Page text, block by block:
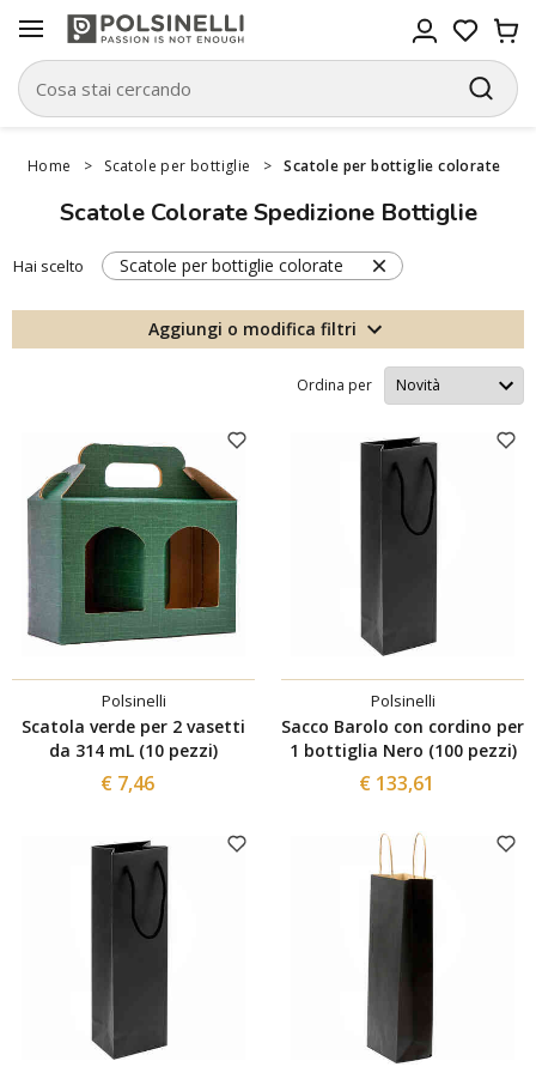
Home > Scatole per bottiglie > Scatole per bottiglie colorate
Scatole Colorate Spedizione Bottiglie
Hai scelto Scatole per bottiglie colorate
Aggiungi o modifica filtri
Ordina per
Polsinelli
Scatola verde per 2 vasetti
da 314 mL (10 pezzi)
€ 7,46
Polsinelli
Sacco Barolo con cordino per
1 bottiglia Nero (100 pezzi)
€ 133,61